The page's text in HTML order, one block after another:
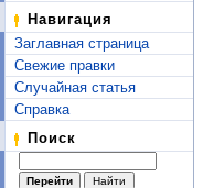
Навигация
Заглавная страница
Свежие правки
Случайная статья
Справка
Поиск